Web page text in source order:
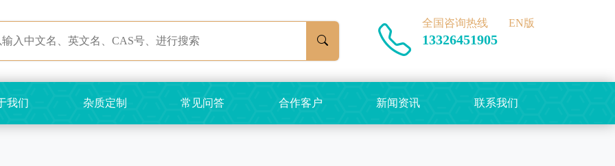
全国咨询热线
13326451905
EN版
我们 杂质定制 常见问答 合作客户 新闻资讯 联系我们